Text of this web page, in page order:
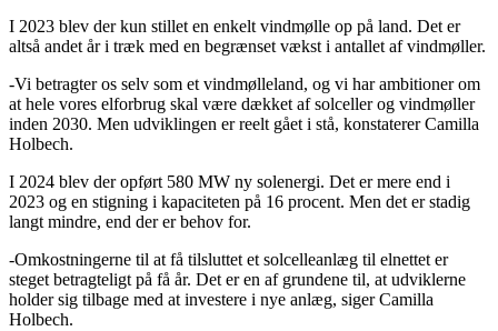
I 2023 blev der kun stillet en enkelt vindmølle op på land. Det er
altså andet år i træk med en begrænset vækst i antallet af vindmøller.
-Vi betragter os selv som et vindmølleland, og vi har ambitioner om
at hele vores elforbrug skal være dækket af solceller og vindmøller
inden 2030. Men udviklingen er reelt gået i stå, konstaterer Camilla
Holbech.
I 2024 blev der opført 580 MW ny solenergi. Det er mere end i
2023 og en stigning i kapaciteten på 16 procent. Men det er stadig
langt mindre, end der er behov for.
-Omkostningerne til at få tilsluttet et solcelleanlæg til elnettet er
steget betragteligt på få år. Det er en af grundene til, at udviklerne
holder sig tilbage med at investere i nye anlæg, siger Camilla
Holbech.